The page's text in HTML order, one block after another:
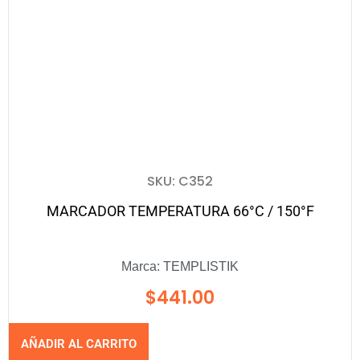
SKU: C352
MARCADOR TEMPERATURA 66°C / 150°F
Marca: TEMPLISTIK
$441.00
AÑADIR AL CARRITO